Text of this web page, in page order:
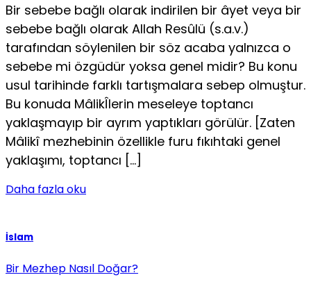
Bir sebebe bağlı olarak indirilen bir âyet veya bir
sebebe bağlı olarak Allah Resûlü (s.a.v.)
tarafından söylenilen bir söz acaba yalnızca o
sebebe mi özgüdür yoksa genel midir? Bu konu
usul tarihinde farklı tartışmalara sebep olmuştur.
Bu konuda MâlikÎlerin meseleye toptancı
yaklaşmayıp bir ayrım yaptıkları görülür. [Zaten
Mâlikî mezhebinin özellikle furu fıkıhtaki genel
yaklaşımı, toptancı […]
Daha fazla oku
İslam
Bir Mezhep Nasıl Doğar?